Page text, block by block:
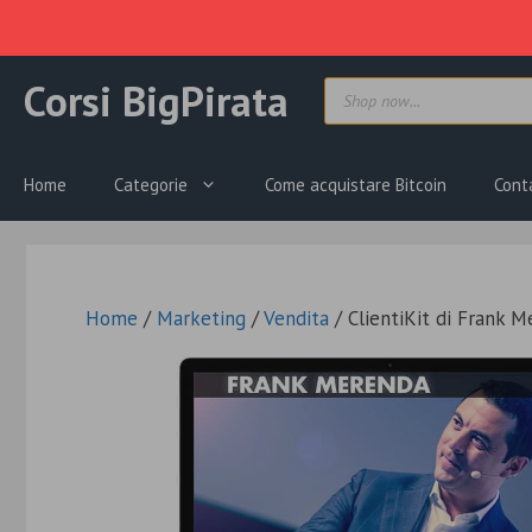
contenuto
Corsi BigPirata Products
search
Home Categorie Come acquistare Bitcoin
Home / Marketing /Vendita / ClientiKit di Frank